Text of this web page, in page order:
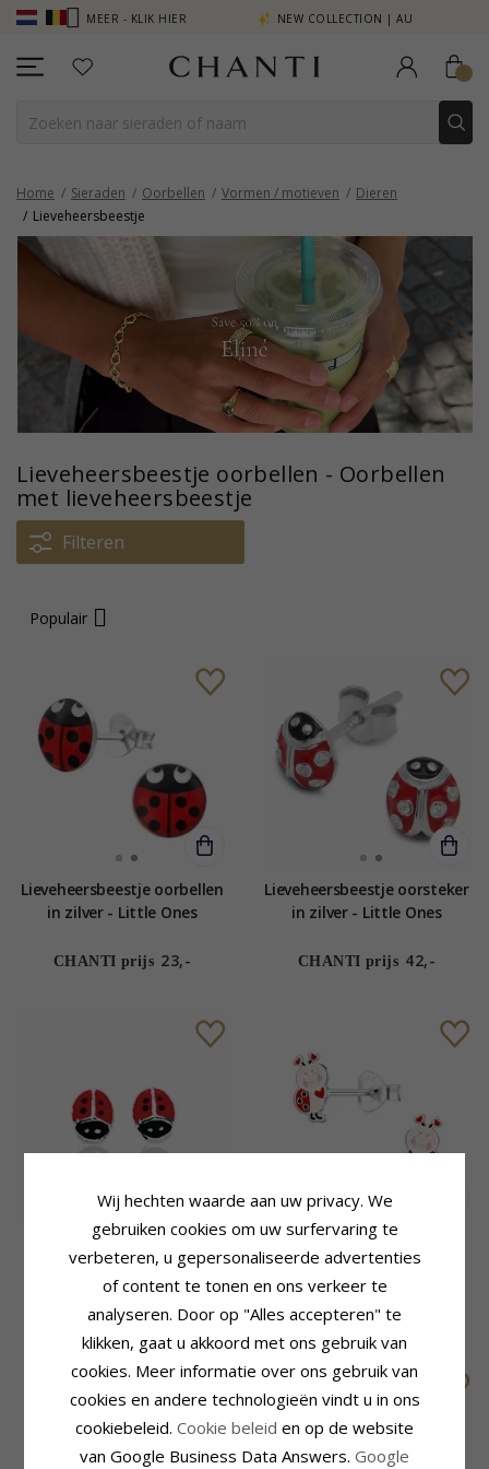
ZIE MEER - KLIK HIER NEW COLLECTION | AURA
Home Sieraden Oorbellen Vormen / motieven
Dieren
Lieveheersbeestje
Lieveheersbeestje oorbellen - Oorbellen
met lieveheersbeestje
Filteren
Populair
Lieveheersbeestje oorbellen
in zilver - Little Ones
CHANTI prijs 23,-
Lieveheersbeestje oorsteker
in zilver - Little Ones
CHANTI prijs 42,-
Klein Scrouples
lieveheersbeestje oorbellen
in zilver rode emaille zwart
emaille
CHANTI prijs 30,-
Lieveheersbeestje kinder
oorbellen in zilver - Little
Ones
CHANTI prijs
Wij hechten waarde aan uw privacy. We
gebruiken cookies om uw surfervaring te
verbeteren, u gepersonaliseerde advertenties
of content te tonen en ons verkeer te
analyseren. Door op "Alles accepteren" te
klikken, gaat u akkoord met ons gebruik van
cookies. Meer informatie over ons gebruik van
cookies en andere technologieën vindt u in ons
cookiebeleid. Cookie beleid en op de website
van Google Business Data Answers. Google